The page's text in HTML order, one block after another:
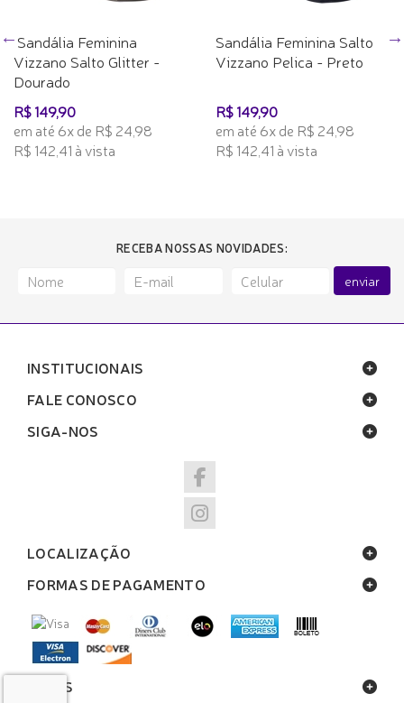
Sandália Feminina
Vizzano Salto Glitter -
Dourado
R$ 149,90
em até 6x de R$ 24,98
R$ 142,41 à vista
Sandália Feminina Salto
Vizzano Pelica - Preto
R$ 149,90
em até 6x de R$ 24,98
R$ 142,41 à vista
RECEBA NOSSAS NOVIDADES:
enviar
INSTITUCIONAIS
FALE CONOSCO
SIGA-NOS
LOCALIZAÇÃO
FORMAS DE PAGAMENTO
SELOS